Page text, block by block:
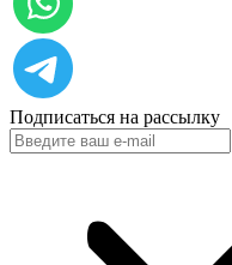
Подписаться на рассылку